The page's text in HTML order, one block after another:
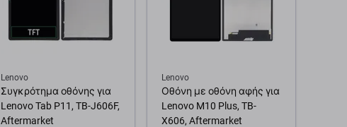
Lenovo
Συγκρότημα οθόνης για
Lenovo Tab P11, TB-J606F,
Aftermarket
Lenovo
Οθόνη με οθόνη αφής για
Lenovo M10 Plus, TB-
X606, Aftermarket